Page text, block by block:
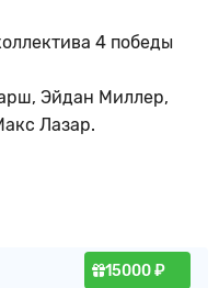
4 победы
Эйдан Миллер,
Лазар.
15000 ₽